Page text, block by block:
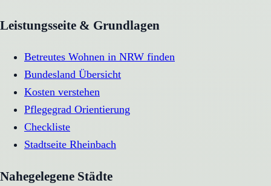
Leistungsseite & Grundlagen
Betreutes Wohnen in NRW finden
Bundesland Übersicht
Kosten verstehen
Pflegegrad Orientierung
Checkliste
Stadtseite Rheinbach
Nahegelegene Städte